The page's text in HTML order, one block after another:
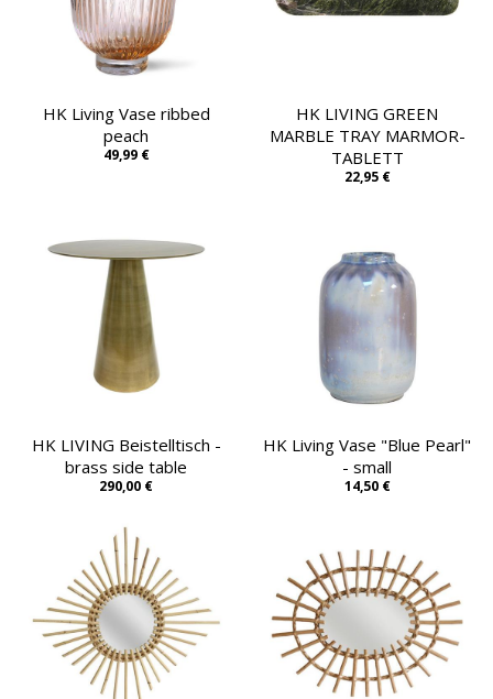
HK Living Vase ribbed
peach
49,99 €
HK LIVING GREEN
MARBLE TRAY MARMOR-
TABLETT
22,95 €
HK LIVING Beistelltisch -
brass side table
290,00 €
HK Living Vase "Blue Pearl"
- small
14,50 €